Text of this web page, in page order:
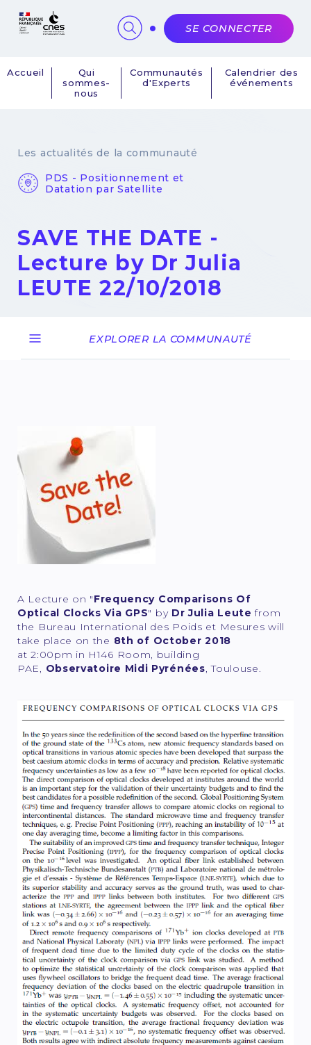
Navigation
Accueil
Qui
sommes-
nous
Communautés
d'Experts
Calendrier des
événements
SE CONNECTER
Les actualités de la communauté
PDS - Positionnement et
Datation par Satellite
SAVE THE DATE -
Lecture by Dr Julia
LEUTE 22/10/2018
EXPLORER LA COMMUNAUTÉ
A Lecture on "Frequency Comparisons Of
Optical Clocks Via GPS" by Dr Julia Leutefrom
the Bureau International des Poids et Mesures will
take place on the 8th of October 2018
at 2:00pm in H146 Room, building
PAE, Observatoire Midi Pyrénées, Toulouse.